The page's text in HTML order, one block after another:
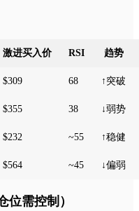
激进买入价 RSI 趋势
$309 68 ↑突破
$355 38 ↓弱势
$232 ~55 ↑稳健
$564 ~45 ↓偏弱
位需控制）